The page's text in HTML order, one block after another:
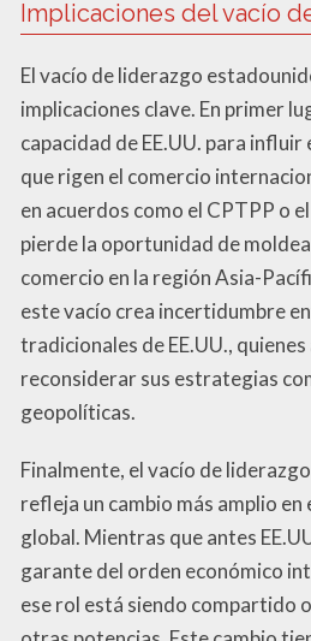
Implicaciones del vacío
El vacío de liderazgo
implicaciones clave. En primer
capacidad de EE.UU. para influir
que rigen el comercio
en acuerdos como el CPTPP o
pierde la oportunidad de
comercio en la región Asia-
este vacío crea incertidumbre
tradicionales de EE.UU.,
reconsiderar sus estrategias
geopolíticas.
Finalmente, el vacío de
refleja un cambio más amplio
global. Mientras que antes
garante del orden económico
ese rol está siendo compartido